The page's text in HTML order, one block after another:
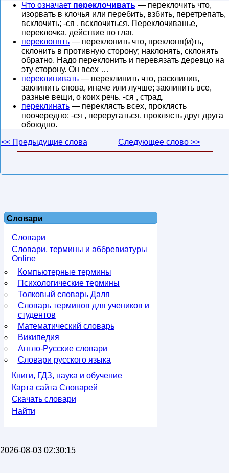
Что означает переклочивать — переклочить что,
изорвать в клочья или перебить, взбить, перетрепать,
всклочить; -ся , всклочиться. Переклочиванье,
переклочка, действие по глаг.
переклонять — переклонить что, преклоня(и)ть,
склонить в противную сторону; наклонять, склонять
обратно. Надо переклонить и перевязать деревцо на
эту сторону. Он всех …
переклинивать — переклинить что, расклинив,
заклинить снова, иначе или лучше; заклинить все,
разные вещи, о коих речь. -ся , страд.
переклинать — переклясть всех, проклясть
поочередно; -ся , переругаться, проклясть друг друга
обоюдно.
<< Предыдущие слова
Следующее слово >>
Словари
Словари
Словари, термины и аббревиатуры
Online
Компьютерные термины
Психологические термины
Толковый словарь Даля
Словарь терминов для учеников и
студентов
Математический словарь
Википедия
Англо-Русские словари
Словари русского языка
Книги, ГДЗ, наука и обучение
Карта сайта Словарей
Скачать словари
Найти
2026-08-03 02:30:15